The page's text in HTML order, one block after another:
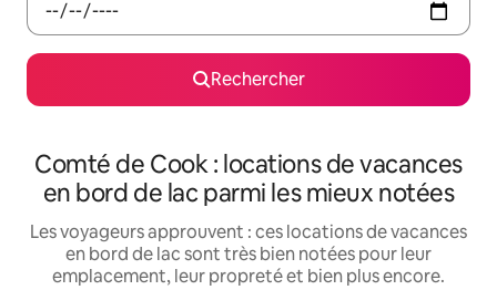
Rechercher
Comté de Cook : locations de vacances
en bord de lac parmi les mieux notées
Les voyageurs approuvent : ces locations de vacances
en bord de lac sont très bien notées pour leur
emplacement, leur propreté et bien plus encore.